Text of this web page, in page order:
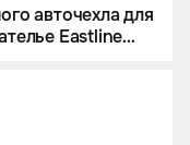
авточехла для
Eastline